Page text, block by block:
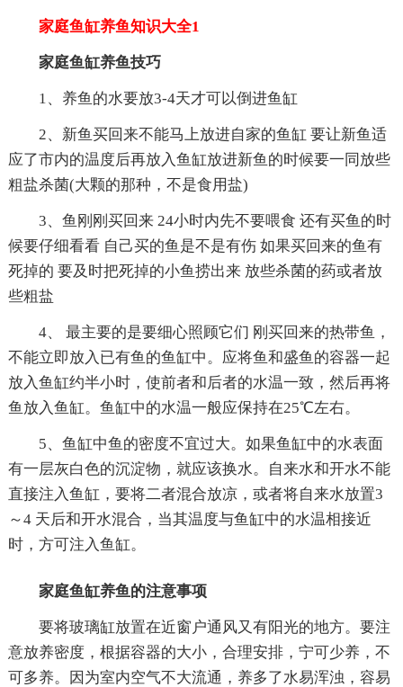
家庭鱼缸养鱼知识大全1
家庭鱼缸养鱼技巧
1、养鱼的水要放3-4天才可以倒进鱼缸
2、新鱼买回来不能马上放进自家的鱼缸 要让新鱼适
应了市内的温度后再放入鱼缸放进新鱼的时候要一同放些
粗盐杀菌(大颗的那种，不是食用盐)
3、鱼刚刚买回来 24小时内先不要喂食 还有买鱼的时
候要仔细看看 自己买的鱼是不是有伤 如果买回来的鱼有
死掉的 要及时把死掉的小鱼捞出来 放些杀菌的药或者放
些粗盐
4、 最主要的是要细心照顾它们 刚买回来的热带鱼，
不能立即放入已有鱼的鱼缸中。应将鱼和盛鱼的容器一起
放入鱼缸约半小时，使前者和后者的水温一致，然后再将
鱼放入鱼缸。鱼缸中的水温一般应保持在25℃左右。
5、鱼缸中鱼的密度不宜过大。如果鱼缸中的水表面
有一层灰白色的沉淀物，就应该换水。自来水和开水不能
直接注入鱼缸，要将二者混合放凉，或者将自来水放置3
～4 天后和开水混合，当其温度与鱼缸中的水温相接近
时，方可注入鱼缸。
家庭鱼缸养鱼的注意事项
要将玻璃缸放置在近窗户通风又有阳光的地方。要注
意放养密度，根据容器的大小，合理安排，宁可少养，不
可多养。因为室内空气不大流通，养多了水易浑浊，容易